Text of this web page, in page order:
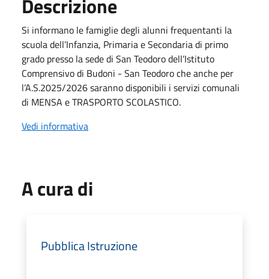
Descrizione
Si informano le famiglie degli alunni frequentanti la
scuola dell’Infanzia, Primaria e Secondaria di primo
grado presso la sede di San Teodoro dell’Istituto
Comprensivo di Budoni - San Teodoro che anche per
l’A.S.2025/2026 saranno disponibili i servizi comunali
di MENSA e TRASPORTO SCOLASTICO.
Vedi informativa
A cura di
Pubblica Istruzione